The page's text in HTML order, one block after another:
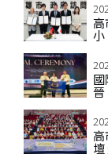
高
小
晉
高